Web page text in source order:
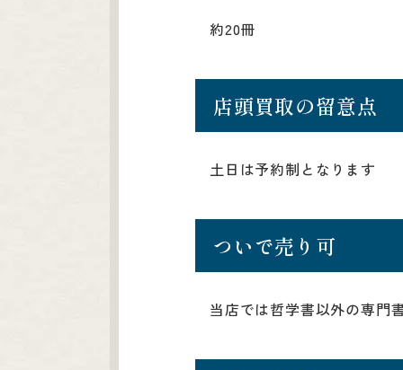
約20冊
店頭買取の留意点
土日は予約制となります
ついで売り可
当店では哲学書以外の専門